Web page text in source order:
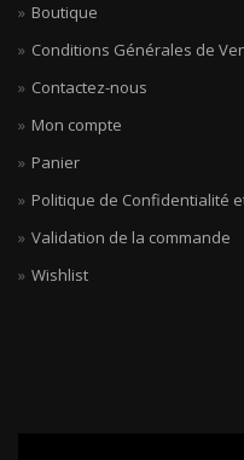
Boutique
Conditions Générales de
Contactez-nous
Mon compte
Panier
Politique de Confidentialité
Validation de la commande
Wishlist